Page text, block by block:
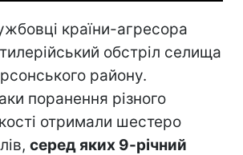
країни-агресора
обстріл селища
району.
поранення різного
отримали шестеро
серед яких 9-річний